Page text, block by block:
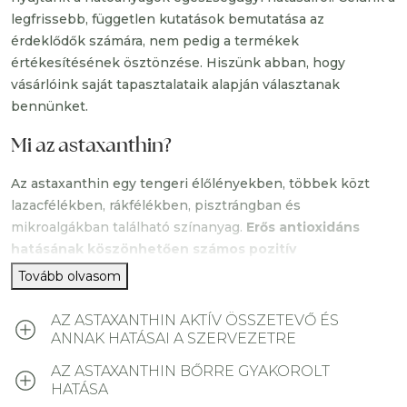
astaxanthin antioxidáns hatásátfokozza, hanem
önmagában is hozzájárul a sejtvédelemhez.
A hatóanyagok gélkapszulába vannak árva, ami
lehetővé teszi a könnyebb fogyasztást.
Ha kíváncsi vagy, mit tud pontosan ez a különleges
antioxidáns, és érdekelnek a mögötte álló tudományos
részhez!
legfrissebb, független kutatások bemutatása az
érdeklődők számára, nem pedig a termékek
értékesítésének ösztönzése. Hiszünk abban, hogy
vásárlóink saját tapasztalataik alapján választanak
bennünket.
Mi az astaxanthin?
Az astaxanthin egy tengeri élőlényekben, többek közt
lazacfélékben, rákfélékben, pisztrángban és
mikroalgákban található színanyag. Erős antioxidáns
hatásának köszönhetően számos pozitív
egészségügyi hatással bír.
tartalmazó, egyedülálló molekuláris tulajdonságokkal bír,
természetes karotenoid is megtalálható benne.
vízben és zsírban is képes oldódni, így könnyedén
Tovább olvasom
AZ ASTAXANTHIN AKTÍV ÖSSZETEVŐ ÉS
ANNAK HATÁSAI A SZERVEZETRE
AZ ASTAXANTHIN BŐRRE GYAKOROLT
HATÁSA